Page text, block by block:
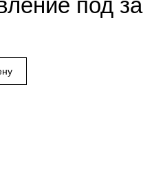
под